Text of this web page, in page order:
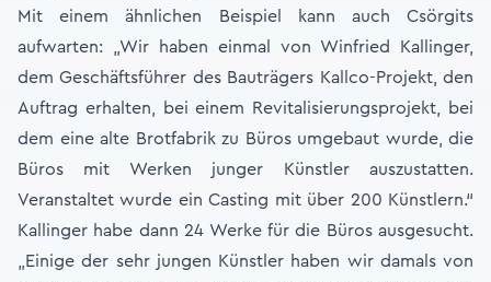
Mit einem ähnlichen Beispiel kann auch Csörgits
aufwarten: „Wir haben einmal von Winfried Kallinger,
dem Geschäftsführer des Bauträgers Kallco-Projekt, den
Auftrag erhalten, bei einem Revitalisierungsprojekt, bei
dem eine alte Brotfabrik zu Büros umgebaut wurde, die
Büros mit Werken junger Künstler auszustatten.
Veranstaltet wurde ein Casting mit über 200 Künstlern.“
Kallinger habe dann 24 Werke für die Büros ausgesucht.
„Einige der sehr jungen Künstler haben wir damals von